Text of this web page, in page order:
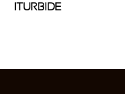
ITURBIDE